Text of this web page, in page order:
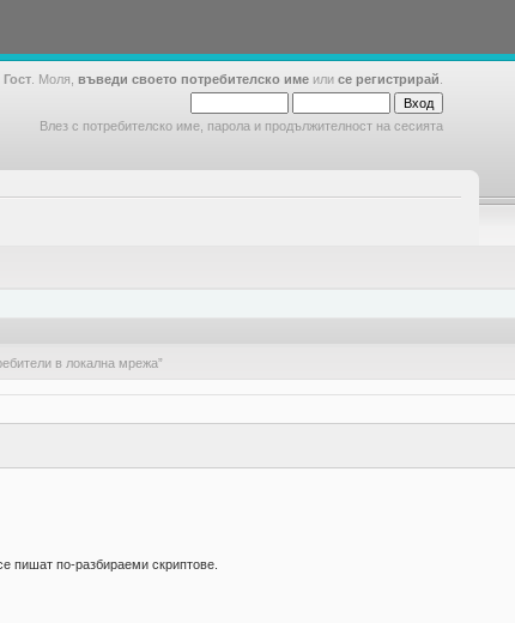
Гост . Моля, въведи своето потребителско име или се регистрирай
Влез с потребителско име, парола и продължителност на сесията
в локална мрежа”
пишат по-разбираеми скриптове.